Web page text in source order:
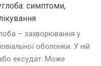
симптоми,
– захворювання у
оболонки. У ній
ексудат. Може